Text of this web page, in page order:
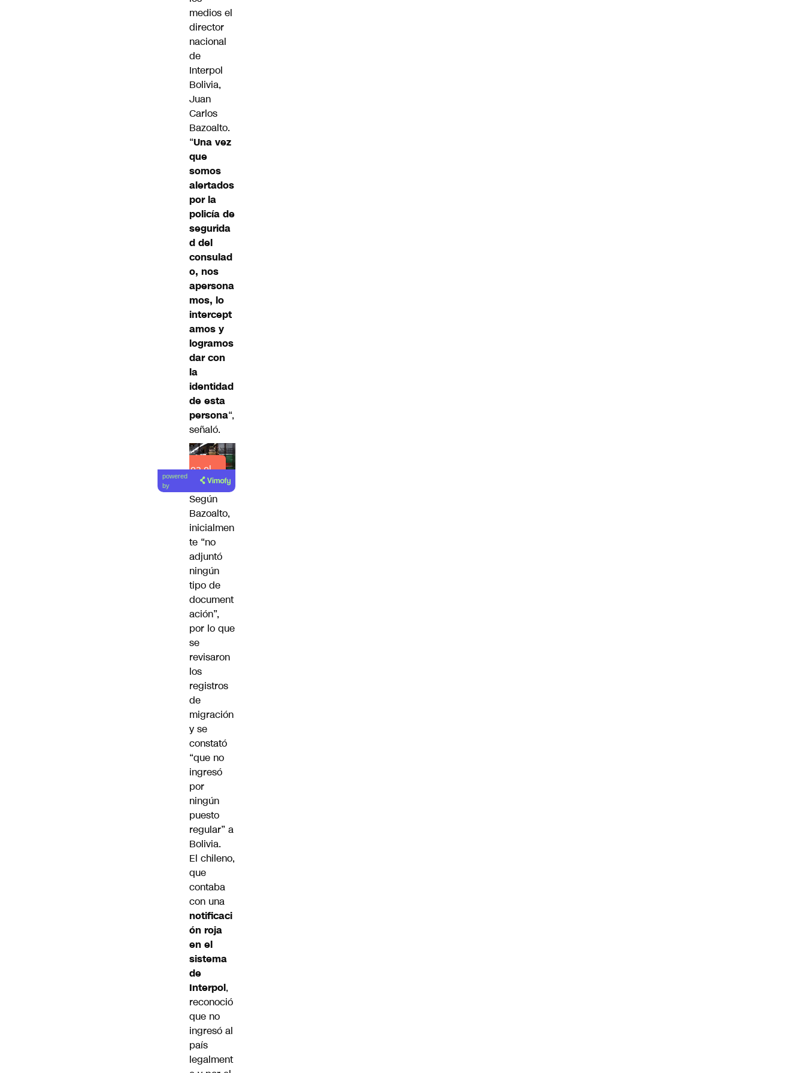
medios el
director
nacional
de
Interpol
Bolivia,
Juan
Carlos
Bazoalto.
“Una vez
que
somos
alertados
por la
policía de
segurida
d del
consulad
o, nos
apersona
mos, lo
intercept
amos y
logramos
dar con
la
identidad
de esta
persona“,
señaló.
Lea el
artículo
powered
by
Según
Bazoalto,
inicialmen
te “no
adjuntó
ningún
tipo de
document
ación”,
por lo que
se
revisaron
los
registros
de
migración
y se
constató
“que no
ingresó
por
ningún
puesto
regular” a
Bolivia.
El chileno,
que
contaba
con una
notificaci
ón roja
en el
sistema
de
Interpol,
reconoció
que no
ingresó al
país
legalment